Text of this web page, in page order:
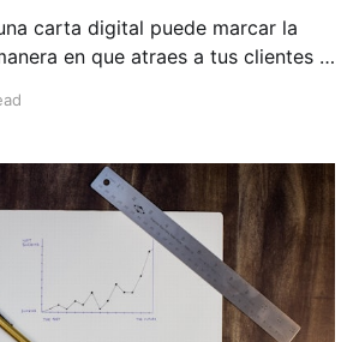
carta digital puede marcar la
en que atraes a tus clientes a